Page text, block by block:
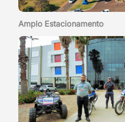
Amplo Estacionamento